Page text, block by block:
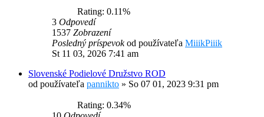
Rating: 0.11%
3 Odpovedí
1537 Zobrazení
Posledný príspevokod používateľa MiiikPiiik
St 11 03, 2026 7:41 am
Slovenské Podielové Družstvo ROD
od používateľa pannikto » So 07 01, 2023 9:31 pm
Rating: 0.34%